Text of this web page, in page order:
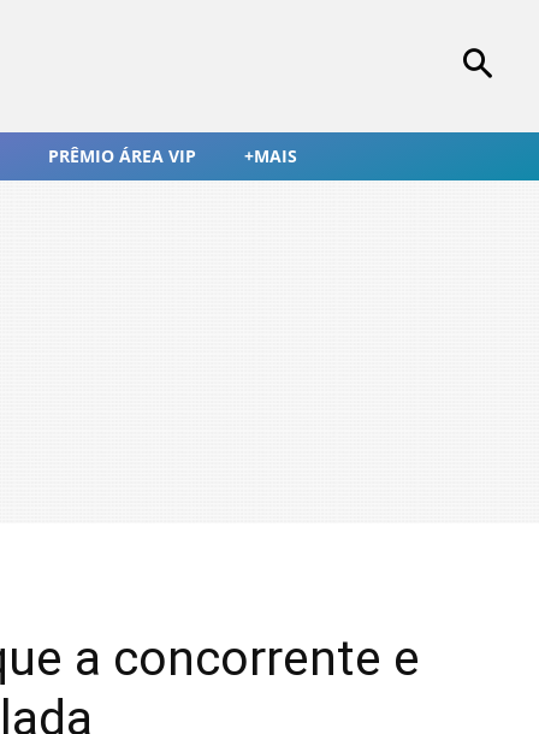
PRÊMIO ÁREA VIP +MAIS
a concorrente e